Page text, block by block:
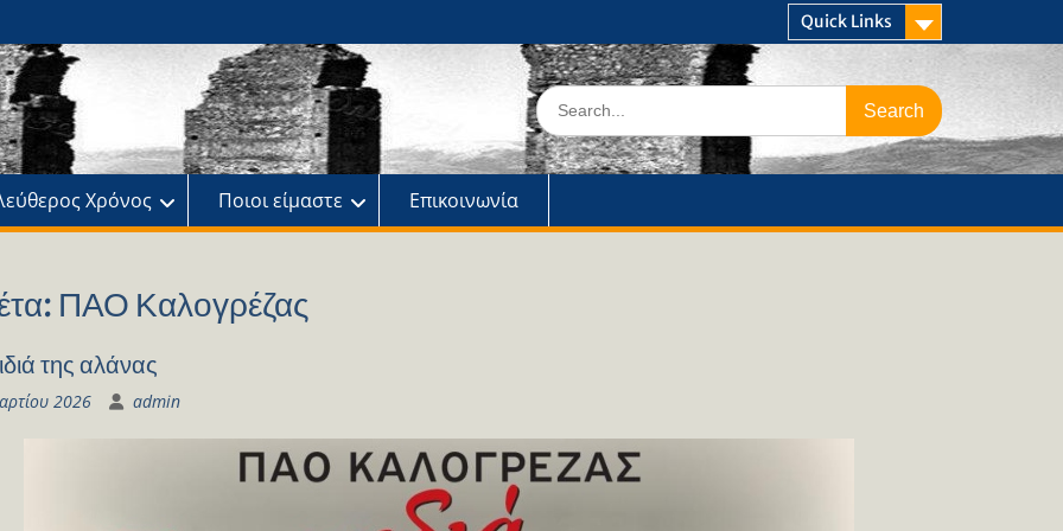
Quick Links
Search
for:
Χρόνος Ποιοι είμαστε Επικοινωνία
ΠΑΟ Καλογρέζας
της αλάνας
2026 admin